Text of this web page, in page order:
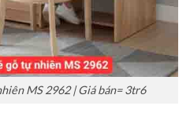
MS 2962 | Giá bán= 3tr6